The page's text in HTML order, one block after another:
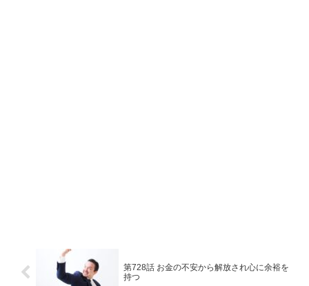
第728話 お金の不安から解放され心に余裕を
持つ